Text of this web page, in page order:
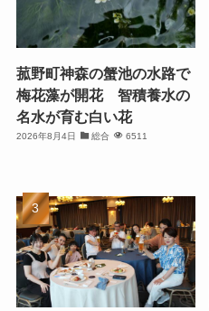
菰野町神森の蟹池の水路で
梅花藻が開花 智積養水の
名水が育む白い花
2026年8月4日 総合 6511